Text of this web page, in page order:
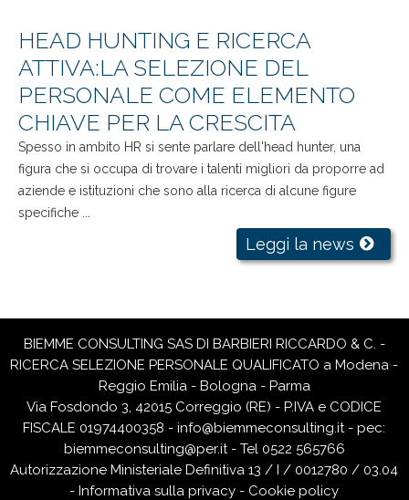
HEAD HUNTING E RICERCA
ATTIVA:LA SELEZIONE DEL
PERSONALE COME ELEMENTO
CHIAVE PER LA CRESCITA
Spesso in ambito HR si sente parlare dell'head hunter, una
figura che si occupa di trovare i talenti migliori da proporre ad
aziende e istituzioni che sono alla ricerca di alcune figure
specifiche ...
Leggi la news
BIEMME CONSULTING SAS DI BARBIERI RICCARDO & C. -
RICERCA SELEZIONE PERSONALE QUALIFICATO a Modena -
Reggio Emilia - Bologna - Parma
Via Fosdondo 3, 42015 Correggio (RE) - P.IVA e CODICE
FISCALE 01974400358 -info@biemmeconsulting.it-pec:
biemmeconsulting@per.it- Tel 0522 565766
Autorizzazione Ministeriale Definitiva 13 / I / 0012780 / 03.04
-Informativa sulla privacy - Cookie policy